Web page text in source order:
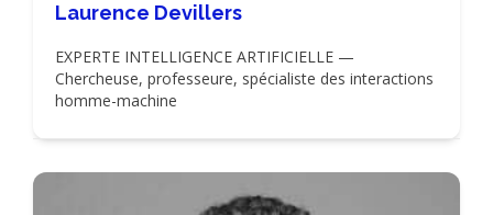
Laurence Devillers
EXPERTE INTELLIGENCE ARTIFICIELLE —
Chercheuse, professeure, spécialiste des interactions
homme-machine